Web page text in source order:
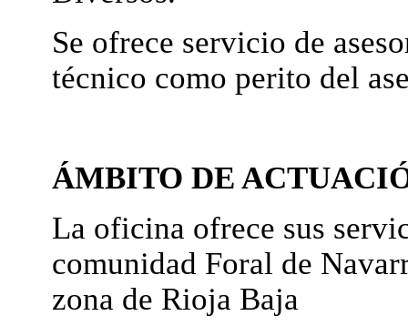
Se ofrece servicio de
técnico como perito del
ÁMBITO DE
La oficina ofrece sus
comunidad Foral de
zona de Rioja Baja